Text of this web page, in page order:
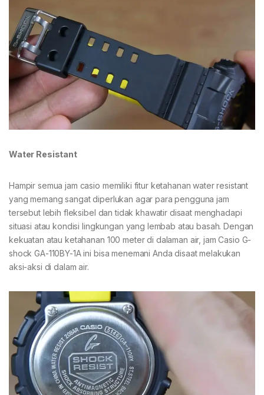
Water Resistant
Hampir semua jam casio memiliki fitur ketahanan water resistant
yang memang sangat diperlukan agar para pengguna jam
tersebut lebih fleksibel dan tidak khawatir disaat menghadapi
situasi atau kondisi lingkungan yang lembab atau basah. Dengan
kekuatan atau ketahanan 100 meter di dalaman air, jam Casio G-
shock GA-110BY-1A ini bisa menemani Anda disaat melakukan
aksi-aksi di dalam air.